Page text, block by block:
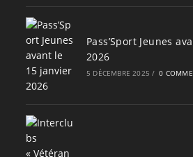
Pass’Sport Jeunes
2026
5 DÉCEMBRE 2025 / 0